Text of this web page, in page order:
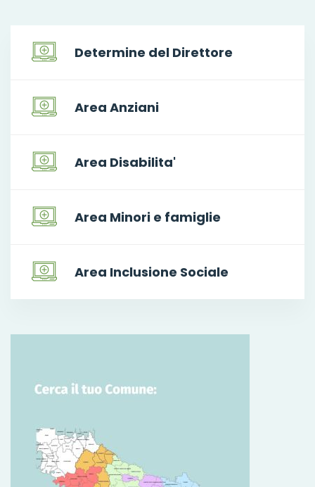
Determine del Direttore
Area Anziani
Area Disabilita'
Area Minori e famiglie
Area Inclusione Sociale